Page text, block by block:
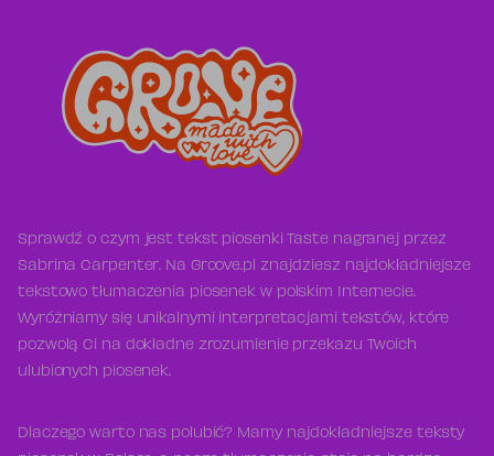
Sprawdź o czym jest tekst piosenki Taste nagranej przez
Sabrina Carpenter. Na Groove.pl znajdziesz najdokładniejsze
tekstowo tłumaczenia piosenek w polskim Internecie.
Wyróżniamy się unikalnymi interpretacjami tekstów, które
pozwolą Ci na dokładne zrozumienie przekazu Twoich
ulubionych piosenek.
Dlaczego warto nas polubić? Mamy najdokładniejsze teksty